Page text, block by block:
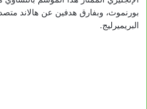
بورنموث، وبفارق هدفين عن هالاند
البريميرليج.